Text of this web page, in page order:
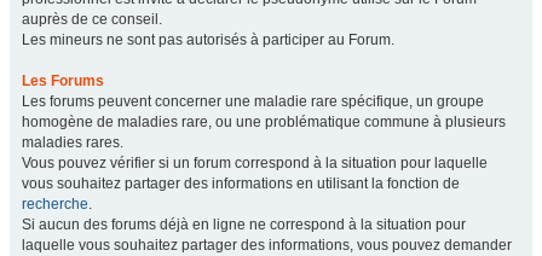
auprès de ce conseil.
Les mineurs ne sont pas autorisés à participer au Forum.
Les Forums
Les forums peuvent concerner une maladie rare spécifique, un groupe
homogène de maladies rare, ou une problématique commune à plusieurs
maladies rares.
Vous pouvez vérifier si un forum correspond à la situation pour laquelle
vous souhaitez partager des informations en utilisant la fonction de
recherche.
Si aucun des forums déjà en ligne ne correspond à la situation pour
laquelle vous souhaitez partager des informations, vous pouvez demander